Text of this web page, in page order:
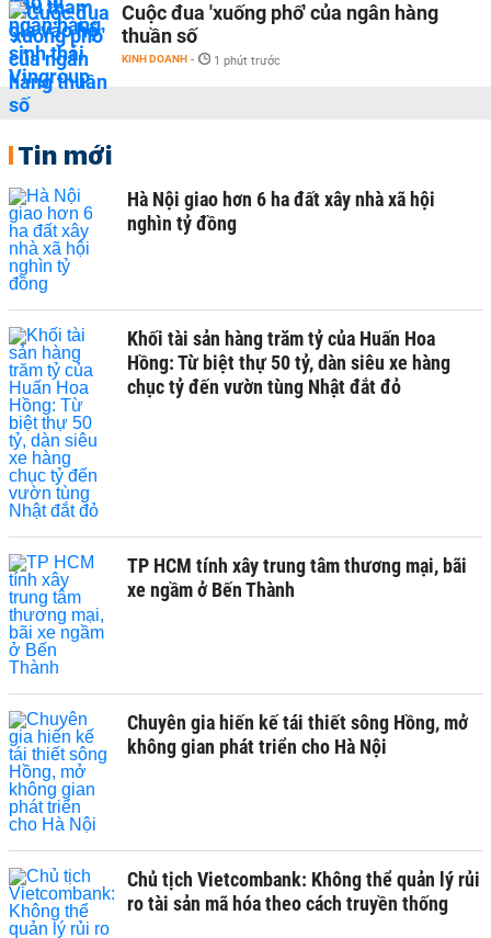
Cuộc đua 'xuống phố' của ngân hàng
thuần số
KINH DOANH - 1 phút trước
Tin mới
Hà Nội giao hơn 6 ha đất xây nhà xã hội
nghìn tỷ đồng
Khối tài sản hàng trăm tỷ của Huấn Hoa
Hồng: Từ biệt thự 50 tỷ, dàn siêu xe hàng
chục tỷ đến vườn tùng Nhật đắt đỏ
TP HCM tính xây trung tâm thương mại, bãi
xe ngầm ở Bến Thành
Chuyên gia hiến kế tái thiết sông Hồng, mở
không gian phát triển cho Hà Nội
Chủ tịch Vietcombank: Không thể quản lý rủi
ro tài sản mã hóa theo cách truyền thống